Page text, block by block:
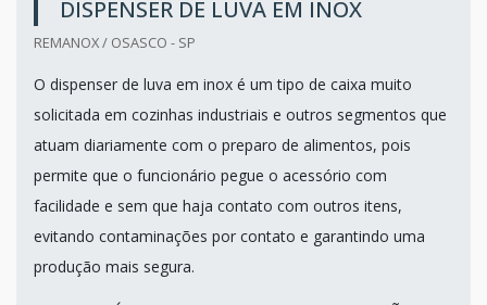
DISPENSER DE LUVA EM INOX
REMANOX / OSASCO - SP
O dispenser de luva em inox é um tipo de caixa muito
solicitada em cozinhas industriais e outros segmentos que
atuam diariamente com o preparo de alimentos, pois
permite que o funcionário pegue o acessório com
facilidade e sem que haja contato com outros itens,
evitando contaminações por contato e garantindo uma
produção mais segura.